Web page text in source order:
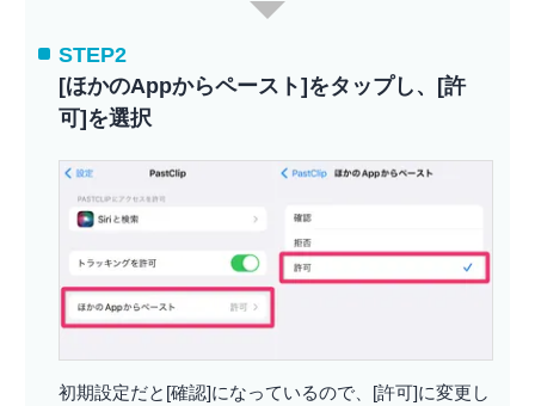
STEP2
[ほかのAppからペースト]をタップし、[許
可]を選択
初期設定だと[確認]になっているので、[許可]に変更し